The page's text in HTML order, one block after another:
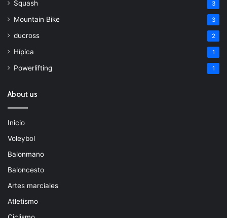
Squash 3
Mountain Bike 3
ducross 2
Hípica 1
Powerlifting 1
About us
Inicio
Voleybol
Balonmano
Baloncesto
Artes marciales
Atletismo